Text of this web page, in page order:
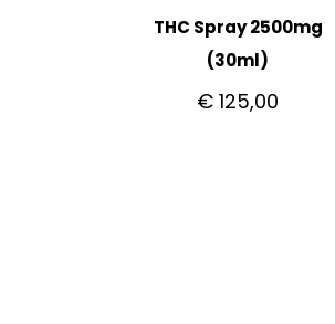
THC Spray 2500mg
(30ml)
€ 125,00